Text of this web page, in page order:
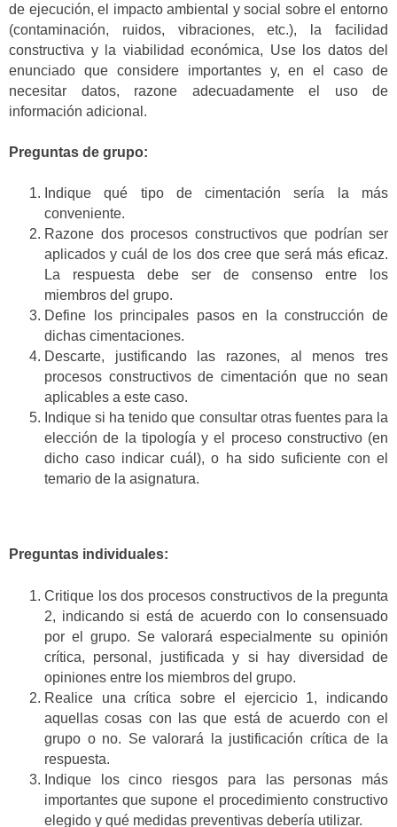
de ejecución, el impacto ambiental y social sobre el entorno
(contaminación, ruidos, vibraciones, etc.), la facilidad
constructiva y la viabilidad económica, Use los datos del
enunciado que considere importantes y, en el caso de
necesitar datos, razone adecuadamente el uso de
información adicional.
Preguntas de grupo:
Indique qué tipo de cimentación sería la más
conveniente.
Razone dos procesos constructivos que podrían ser
aplicados y cuál de los dos cree que será más eficaz.
La respuesta debe ser de consenso entre los
miembros del grupo.
Define los principales pasos en la construcción de
dichas cimentaciones.
Descarte, justificando las razones, al menos tres
procesos constructivos de cimentación que no sean
aplicables a este caso.
Indique si ha tenido que consultar otras fuentes para la
elección de la tipología y el proceso constructivo (en
dicho caso indicar cuál), o ha sido suficiente con el
temario de la asignatura.
Preguntas individuales:
Critique los dos procesos constructivos de la pregunta
2, indicando si está de acuerdo con lo consensuado
por el grupo. Se valorará especialmente su opinión
crítica, personal, justificada y si hay diversidad de
opiniones entre los miembros del grupo.
Realice una crítica sobre el ejercicio 1, indicando
aquellas cosas con las que está de acuerdo con el
grupo o no. Se valorará la justificación crítica de la
respuesta.
Indique los cinco riesgos para las personas más
importantes que supone el procedimiento constructivo
elegido y qué medidas preventivas debería utilizar.